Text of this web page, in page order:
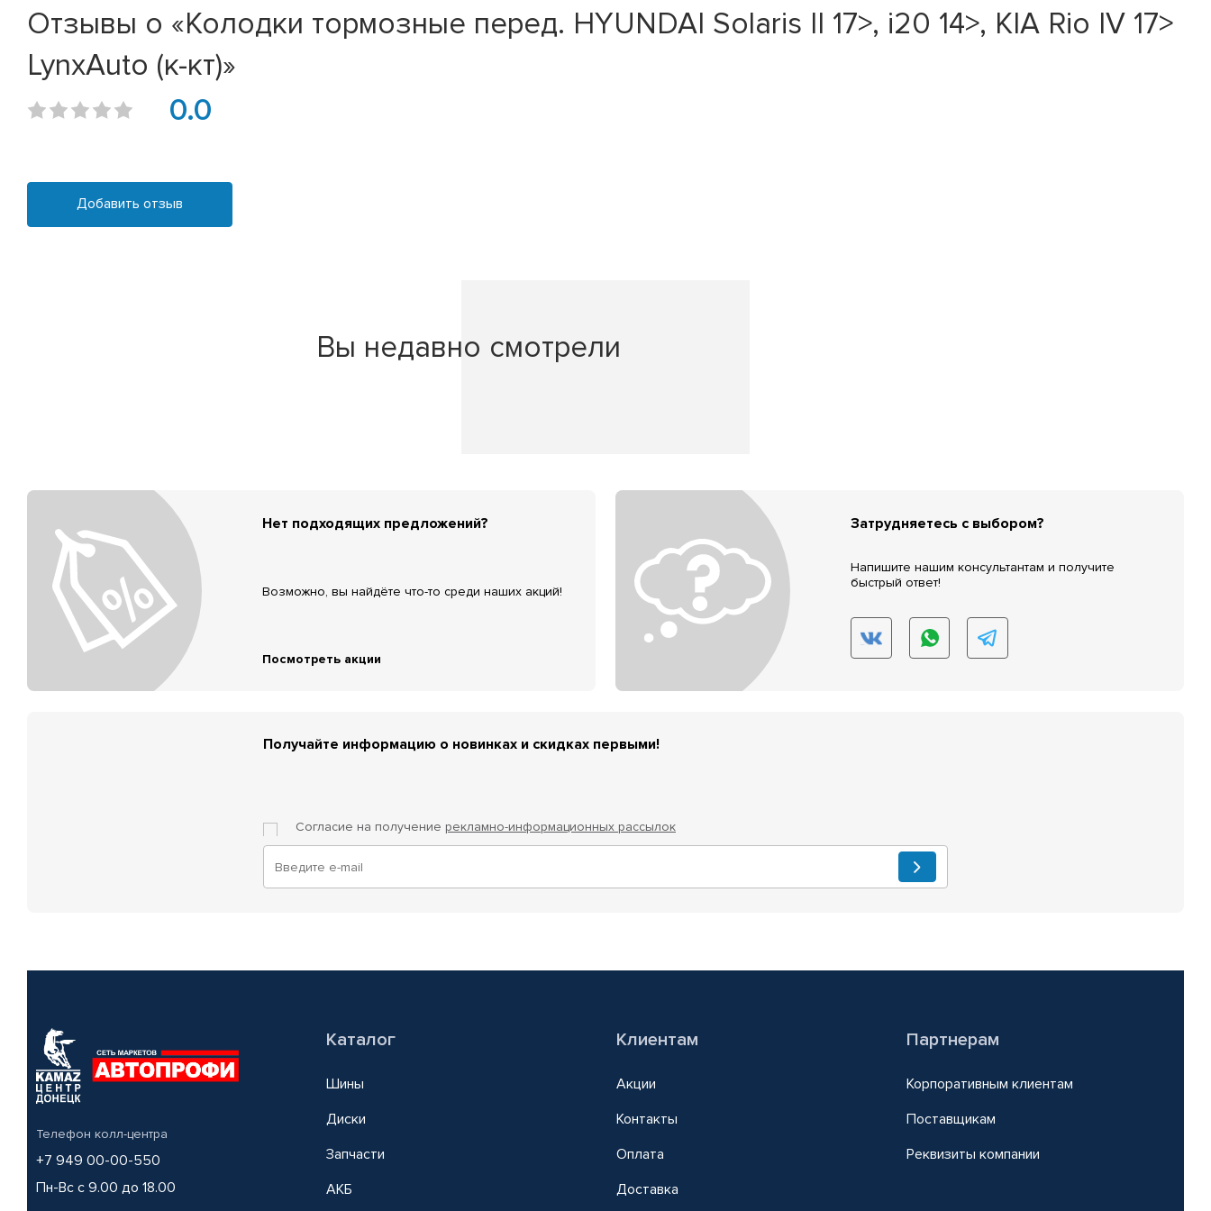
Отзывы о «Колодки тормозные перед. HYUNDAI Solaris II 17>, i20 14>, KIA Rio IV 17>
LynxAuto (к-кт)»
0.0
Добавить отзыв
Вы недавно смотрели
Нет подходящих предложений?
Возможно, вы найдёте что-то среди наших акций!
Посмотреть акции
Затрудняетесь с выбором?
Напишите нашим консультантам и получите
быстрый ответ!
Получайте информацию о новинках и скидках первыми!
Согласие на получение рекламно-информационных рассылок
Телефон колл-центра
+7 949 00-00-550
Пн-Вс с 9.00 до 18.00
Каталог
Шины
Диски
Запчасти
АКБ
Клиентам
Акции
Контакты
Оплата
Доставка
Партнерам
Корпоративным клиентам
Поставщикам
Реквизиты компании